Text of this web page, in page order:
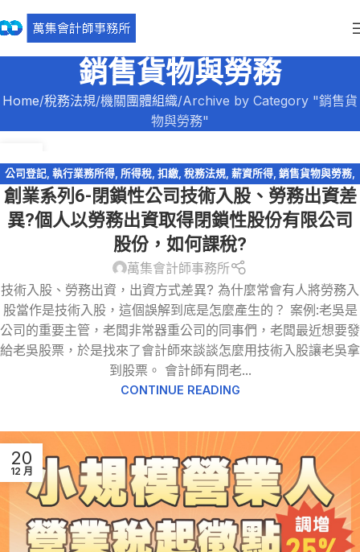
銷售貨物與勞務
Home 稅務法規 機關團體組織 Archive by Category "銷售貨
物與勞務"
12 月
公司登記, 執行業務所得, 所得稅, 扣繳, 稅務法規, 薪資所得, 銷售貨物與勞務,
閉鎖型股份有限公司
創業系列6-閉鎖性公司技術入股、勞務出資差
異?個人以勞務出資取得閉鎖性股份有限公司
股份，如何課稅?
萬集會計師事務所
技術入股、勞務出資，出資方式差異? 為什麼常會有人將勞務入
股當作是技術入股，這個誤解到底是怎麼產生的？ 案例:老吳是
公司的重要主管，老闆非常器重公司的同事們，老闆最近想要發
給老吳股票，於是找來了會計師來談談怎麼用技術入股讓老吳拿
到股票。 會計師有問老...
CONTINUE READING
20
12 月